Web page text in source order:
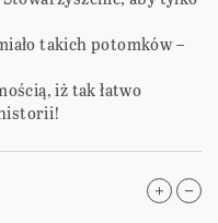
takich potomków –
iż tak łatwo